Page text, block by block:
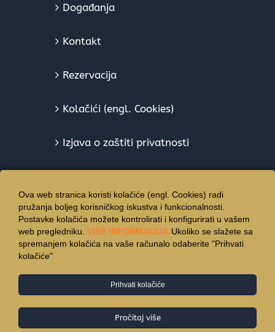
Događanja
Kontakt
Rezervacija
Kolačići (engl. Cookies)
Izjava o zaštiti privatnosti
© Copyright 2015 -2026 | Hotel Vincentinum - All Rights
Reserverd
Ova web stranica koristi kolačiće (engl. Cookies) radi
pružanja boljeg korisničkog iskustva i funkcionalnosti.
Postavke kolačića možete kontrolirati i konfigurirati u vašem
web pregledniku. VIŠE INFORMACIJA Ukoliko se slažete sa
spremanjem kolačića na vaše računalo odaberite "Prihvati
kolačiće"
Prihvati kolačiće
Pročitaj više